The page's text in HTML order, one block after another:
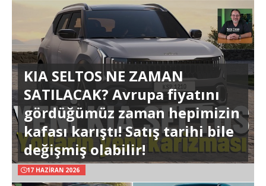
KIA SELTOS NE ZAMAN
SATILACAK? Avrupa fiyatını
gördüğümüz zaman hepimizin
kafası karıştı! Satış tarihi bile
değişmiş olabilir!
17 HAZIRAN 2026